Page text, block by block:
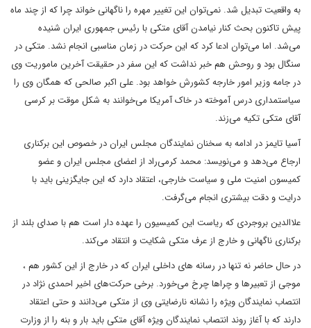
به واقعيت تبديل شد. نمى‌توان اين تغيير مهره را ناگهانى خواند چرا که از چند ماه
پيش تا‌کنون بحث کنار نيامدن آقاى متکى با رئيس جمهورى ايران شنيده
مى‌شد. اما مى‌توان ادعا کرد که اين حرکت در زمان مناسبى انجام نشد. متکى در
سنگال بود و روحش هم خبر نداشت که اين سفر در حقيقت آخرين ماموريت وى
در جامه وزير امور خارجه کشورش خواهد بود. على اکبر صالحى که همگان وى را
سياستمدارى درس آموخته در خاک آمريکا مى‌خوانند به شکل موقت بر کرسى
آقاى متکى تکيه مى‌زند.
آسيا تايمز در ادامه به سخنان نمايندگان مجلس ايران در خصوص اين برکنارى
ارجاع مى‌دهد و مى‌نويسد: محمد کرمى‌راد از اعضاى مجلس ايران و عضو
کميسون امنيت ملى و سياست خارجى، اعتقاد دارد که اين جايگزينى بايد با
درايت و دقت بيشترى انجام مى‌گرفت.
علاالدين بروجردى که رياست اين کميسيون را عهده دار است هم با صداى بلند از
برکنارى ناگهانى و خارج از عرف متکى شکايت و انتقاد مى‌کند.
در حال حاضر نه تنها در رسانه هاى داخلى ايران که در خارج از اين کشور هم ،
موجى از تعبيرها و چراها چرخ مى‌خورد. برخى حرکت‌هاى اخير احمدى نژاد در
انتصاب نمايندگان ويژه را نشانه نارضايتى وى از متکى مى‌دانند و حتى اعتقاد
دارند که با آغاز روند انتصاب نمايندگان ويژه آقاى متکى بايد بار و بنه را از وزارت